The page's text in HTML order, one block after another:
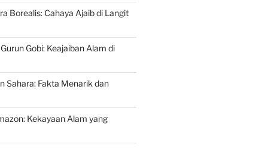
Borealis: Cahaya Ajaib di Langit
Gobi: Keajaiban Alam di
Sahara: Fakta Menarik dan
Kekayaan Alam yang